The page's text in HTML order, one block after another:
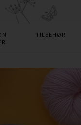
TILBEHØR